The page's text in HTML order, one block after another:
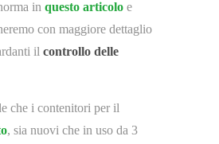
in questo articolo e
con maggiore dettaglio
il controllo delle
che i contenitori per il
, sia nuovi che in uso da 3